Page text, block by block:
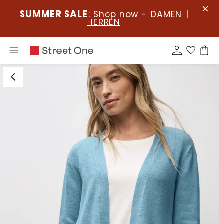
SUMMER SALE : Shop now - DAMEN |
HERREN